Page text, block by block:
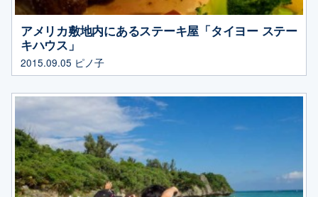
アメリカ敷地内にあるステーキ屋「タイヨー ステー
キハウス」
2015.09.05 ピノ子